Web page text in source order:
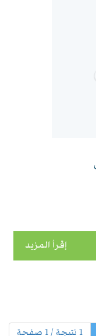
إقرأ المزيد
1 نتيجة / 1 صفحة
(الحالية)